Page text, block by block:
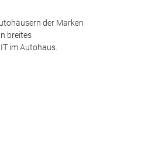
der Marken
breites
im Autohaus.